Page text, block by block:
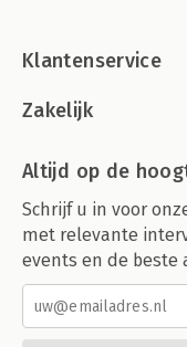
Klantenservice
Zakelijk
Altijd op de
Schrijf u in voor
met relevante
events en de beste